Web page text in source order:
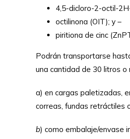
4,5-dicloro-2-octil-
octilinona (OIT); y –
piritiona de cinc
Podrán transportarse
una cantidad de 30 litros o
a) en cargas paletizadas,
correas, fundas retráctiles
b) como embalaje/envase